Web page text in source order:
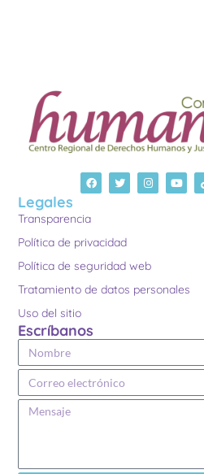
Legales
Transparencia
Política de privacidad
Política de seguridad web
Tratamiento de datos personales
Uso del sitio
Escríbanos